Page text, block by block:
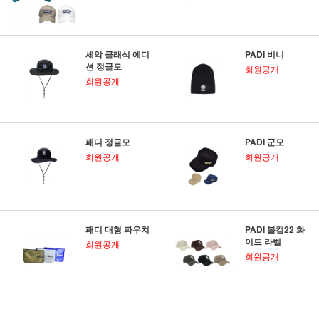
세악 클래식 에디
션 정글모
회원공개
PADI 비니
회원공개
패디 정글모
회원공개
PADI 군모
회원공개
패디 대형 파우치
회원공개
PADI 볼캡22 화
이트 라벨
회원공개